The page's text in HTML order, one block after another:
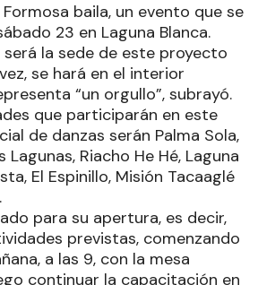
baila, un evento que se
23 en Laguna Blanca.
la sede de este proyecto
se hará en el interior
“un orgullo”, subrayó.
que participarán en este
de danzas serán Palma Sola,
Lagunas, Riacho He Hé, Laguna
El Espinillo, Misión Tacaaglé
para su apertura, es decir,
previstas, comenzando
a las 9, con la mesa
continuar la capacitación en